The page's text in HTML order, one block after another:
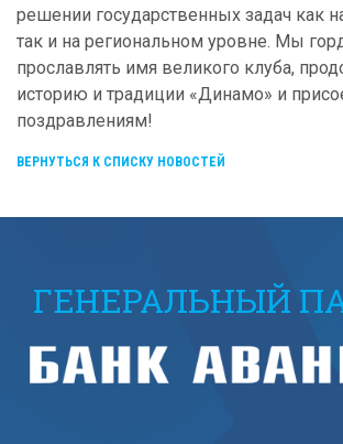
решении государственных задач как
так и на региональном уровне. Мы
прославлять имя великого клуба,
историю и традиции «Динамо» и
поздравлениям!
ВЕРНУТЬСЯ К СПИСКУ НОВОСТЕЙ
ГЕНЕРАЛЬНЫЙ